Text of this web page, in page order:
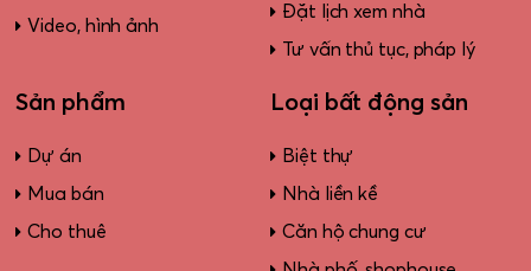
Video, hình ảnh
Đặt lịch xem nhà
Tư vấn thủ tục, pháp lý
Sản phẩm
Dự án
Mua bán
Cho thuê
Loại bất động sản
Biệt thự
Nhà liền kề
Căn hộ chung cư